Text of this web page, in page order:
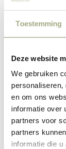
Toestemming
Deze website
We gebruiken
en om ons
informatie over
partners voor
partners
informatie die
door de Covid-
Voorgaande
de coronacrisis
de
om de deal aan
Sunscreen kan
onttrekken.